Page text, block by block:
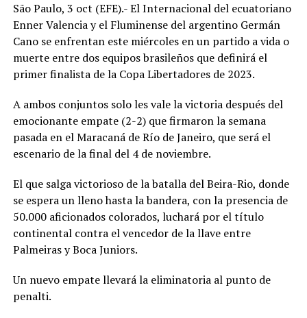
São Paulo, 3 oct (EFE).- El Internacional del ecuatoriano
Enner Valencia y el Fluminense del argentino Germán
Cano se enfrentan este miércoles en un partido a vida o
muerte entre dos equipos brasileños que definirá el
primer finalista de la Copa Libertadores de 2023.
A ambos conjuntos solo les vale la victoria después del
emocionante empate (2-2) que firmaron la semana
pasada en el Maracaná de Río de Janeiro, que será el
escenario de la final del 4 de noviembre.
El que salga victorioso de la batalla del Beira-Rio, donde
se espera un lleno hasta la bandera, con la presencia de
50.000 aficionados colorados, luchará por el título
continental contra el vencedor de la llave entre
Palmeiras y Boca Juniors.
Un nuevo empate llevará la eliminatoria al punto de
penalti.